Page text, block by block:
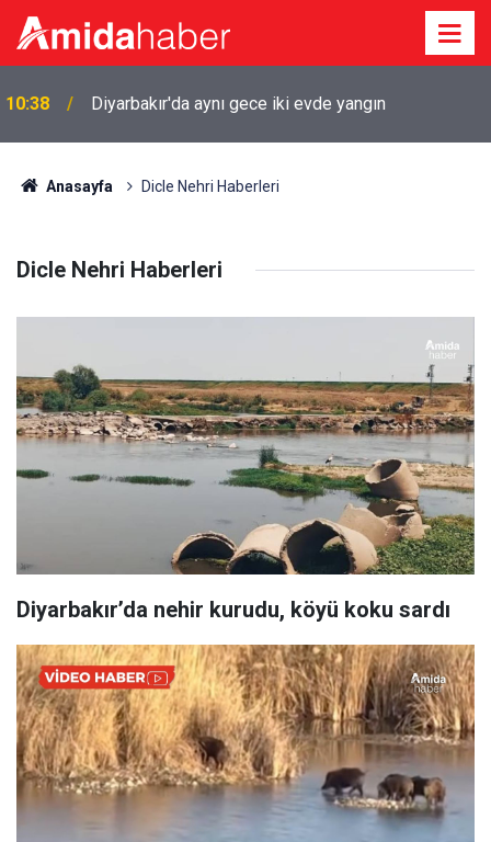
10:38 Diyarbakır'da aynı gece iki evde yangın
Anasayfa Dicle Nehri Haberleri
Dicle Nehri Haberleri
Diyarbakır’da nehir kurudu, köyü koku sardı